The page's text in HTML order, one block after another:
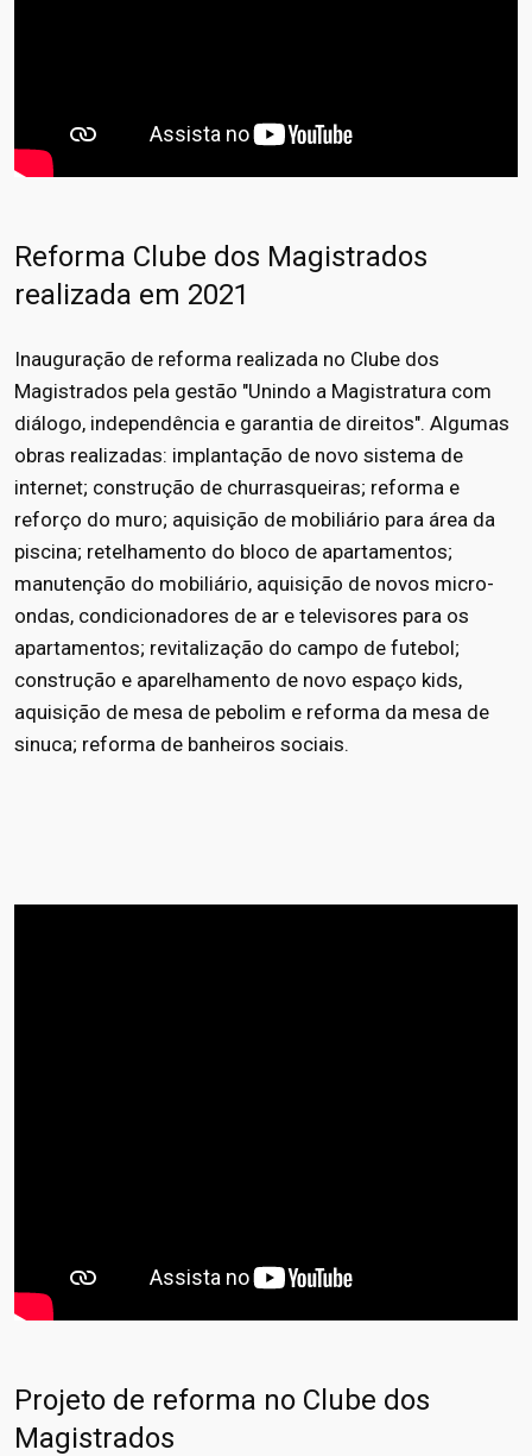
Reforma Clube dos Magistrados
realizada em 2021
Inauguração de reforma realizada no Clube dos
Magistrados pela gestão "Unindo a Magistratura com
diálogo, independência e garantia de direitos". Algumas
obras realizadas: implantação de novo sistema de
internet; construção de churrasqueiras; reforma e
reforço do muro; aquisição de mobiliário para área da
piscina; retelhamento do bloco de apartamentos;
manutenção do mobiliário, aquisição de novos micro-
ondas, condicionadores de ar e televisores para os
apartamentos; revitalização do campo de futebol;
construção e aparelhamento de novo espaço kids,
aquisição de mesa de pebolim e reforma da mesa de
sinuca; reforma de banheiros sociais.
Projeto de reforma no Clube dos
Magistrados